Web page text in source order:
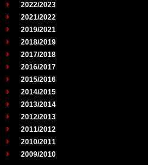
2022/2023
2021/2022
2019/2021
2018/2019
2017/2018
2016/2017
2015/2016
2014/2015
2013/2014
2012/2013
2011/2012
2010/2011
2009/2010